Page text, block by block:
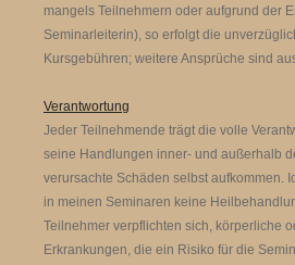
mangels Teilnehmern oder aufgrund der
Seminarleiterin), so erfolgt die
Kursgebühren; weitere Ansprüche sind
Verantwortung
Jeder Teilnehmende trägt die volle
seine Handlungen inner- und außerhalb
verursachte Schäden selbst aufkommen.
in meinen Seminaren keine
Teilnehmer verpflichten sich, körperliche
Erkrankungen, die ein Risiko für die